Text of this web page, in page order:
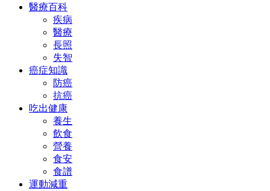
醫療百科
疾病
醫療
長照
失智
癌症知識
防癌
抗癌
吃出健康
養生
飲食
營養
食安
食譜
運動減重